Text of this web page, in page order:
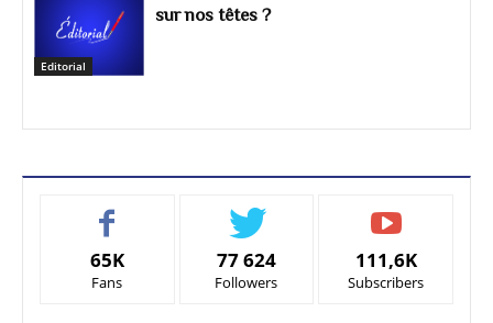
Editorial
sur nos têtes ?
65K
Fans
77 624
Followers
111,6K
Subscribers